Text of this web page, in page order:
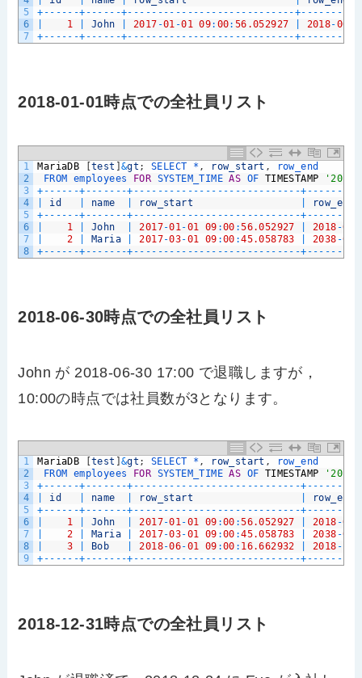
5
6
7
+ -- -- --+ -- -- --+-- -- -- -- -- -- -- -- -- -- -- -- -- --+-- -- -- --
1 John 2017 -01 -01 09: 00: 56.052927 2018-06
+ -- -- --+ -- -- --+-- -- -- -- -- -- -- -- -- -- -- -- -- --+-- -- -- --
2018-01-01時点での全社員リスト
1
2
3
4
5
6
7
8
MariaDB [test ]&gt ; SELECT * , row_start ,
row_end
FROM employees FOR SYSTEM_TIME AS OF TIMESTAMP
+ -- -- --+ -- -- -- -+ -- -- -- -- -- -- -- -- -- -- -- -- -- --+ -- -- --
id name row_start
row_end
+ -- -- --+ -- -- -- -+ -- -- -- -- -- -- -- -- -- -- -- -- -- --+ -- -- --
1 John 2017-01 -01 09 :00 :56.052927 2018 -06
2 Maria 2017-03-01 09 :00 :45.058783 2038 -01
+ -- -- --+ -- -- -- -+ -- -- -- -- -- -- -- -- -- -- -- -- -- --+ -- -- --
2018-06-30時点での全社員リスト
John が 2018-06-30 17:00 で退職しますが，
10:00の時点では社員数が3となります。
1
2
3
4
5
6
7
8
9
MariaDB [test ]&gt ; SELECT * , row_start ,
row_end
FROM employees FOR SYSTEM_TIME AS OF TIMESTAMP
+ -- -- --+ -- -- -- -+ -- -- -- -- -- -- -- -- -- -- -- -- -- --+ -- -- --
id name row_start
row_end
+ -- -- --+ -- -- -- -+ -- -- -- -- -- -- -- -- -- -- -- -- -- --+ -- -- --
1 John 2017-01-01 09 :00 :56.052927 2018 -06
2 Maria 2017-03-01 09 :00 :45.058783 2038 -01
3 Bob 2018-06-01 09 :00 : 16.662932 2018 -
+ -- -- --+ -- -- -- -+ -- -- -- -- -- -- -- -- -- -- -- -- -- --+ -- -- --
2018-12-31時点での全社員リスト